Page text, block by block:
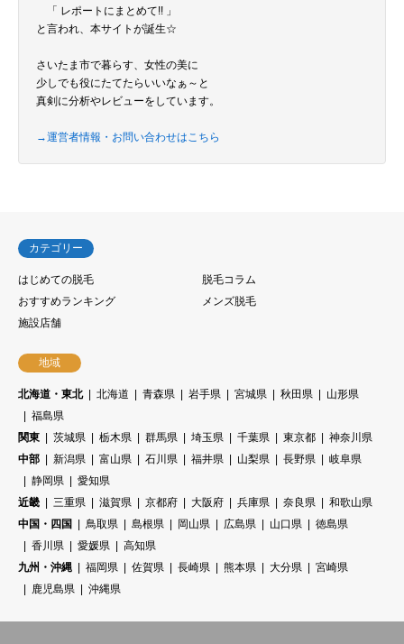
「 レポートにまとめて!! 」
と言われ、本サイトが誕生☆
さいたま市で暮らす、女性の美に
少しでも役にたてたらいいなぁ～と
真剣に分析やレビューをしています。
→運営者情報・お問い合わせはこちら
カテゴリー
はじめての脱毛
脱毛コラム
おすすめランキング
メンズ脱毛
施設店舗
地域
北海道・東北 北海道 青森県 岩手県 宮城県 秋田県
山形県
福島県
関東
茨城県 栃木県 群馬県 埼玉県 千葉県 東京都
神奈川県
中部
新潟県 富山県 石川県 福井県 山梨県 長野県
岐阜県
静岡県
愛知県
近畿
三重県 滋賀県 京都府 大阪府 兵庫県 奈良県
和歌山県
中国・四国
鳥取県 島根県 岡山県 広島県 山口県
徳島県
香川県
愛媛県
高知県
九州・沖縄
福岡県 佐賀県 長崎県 熊本県 大分県
宮崎県
鹿児島県
沖縄県